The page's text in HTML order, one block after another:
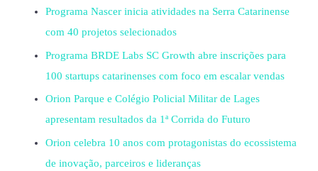
Programa Nascer inicia atividades na Serra Catarinense
com 40 projetos selecionados
Programa BRDE Labs SC Growth abre inscrições para
100 startups catarinenses com foco em escalar vendas
Orion Parque e Colégio Policial Militar de Lages
apresentam resultados da 1ª Corrida do Futuro
Orion celebra 10 anos com protagonistas do ecossistema
de inovação, parceiros e lideranças